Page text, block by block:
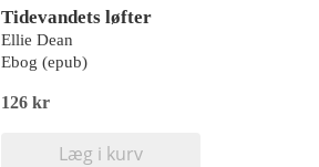
Tidevandets løfter
Ellie Dean
Ebog (epub)
126 kr
Læg i kurv